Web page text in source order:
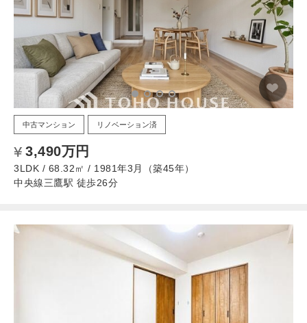
中古マンション リノベーション済
3,490万円
3LDK / 68.32㎡ / 1981年3月（築45年）
中央線三鷹駅 徒歩26分